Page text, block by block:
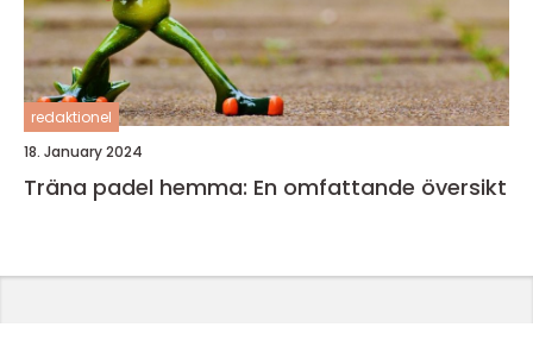
redaktionel
18. January 2024
Träna padel hemma: En omfattande översikt